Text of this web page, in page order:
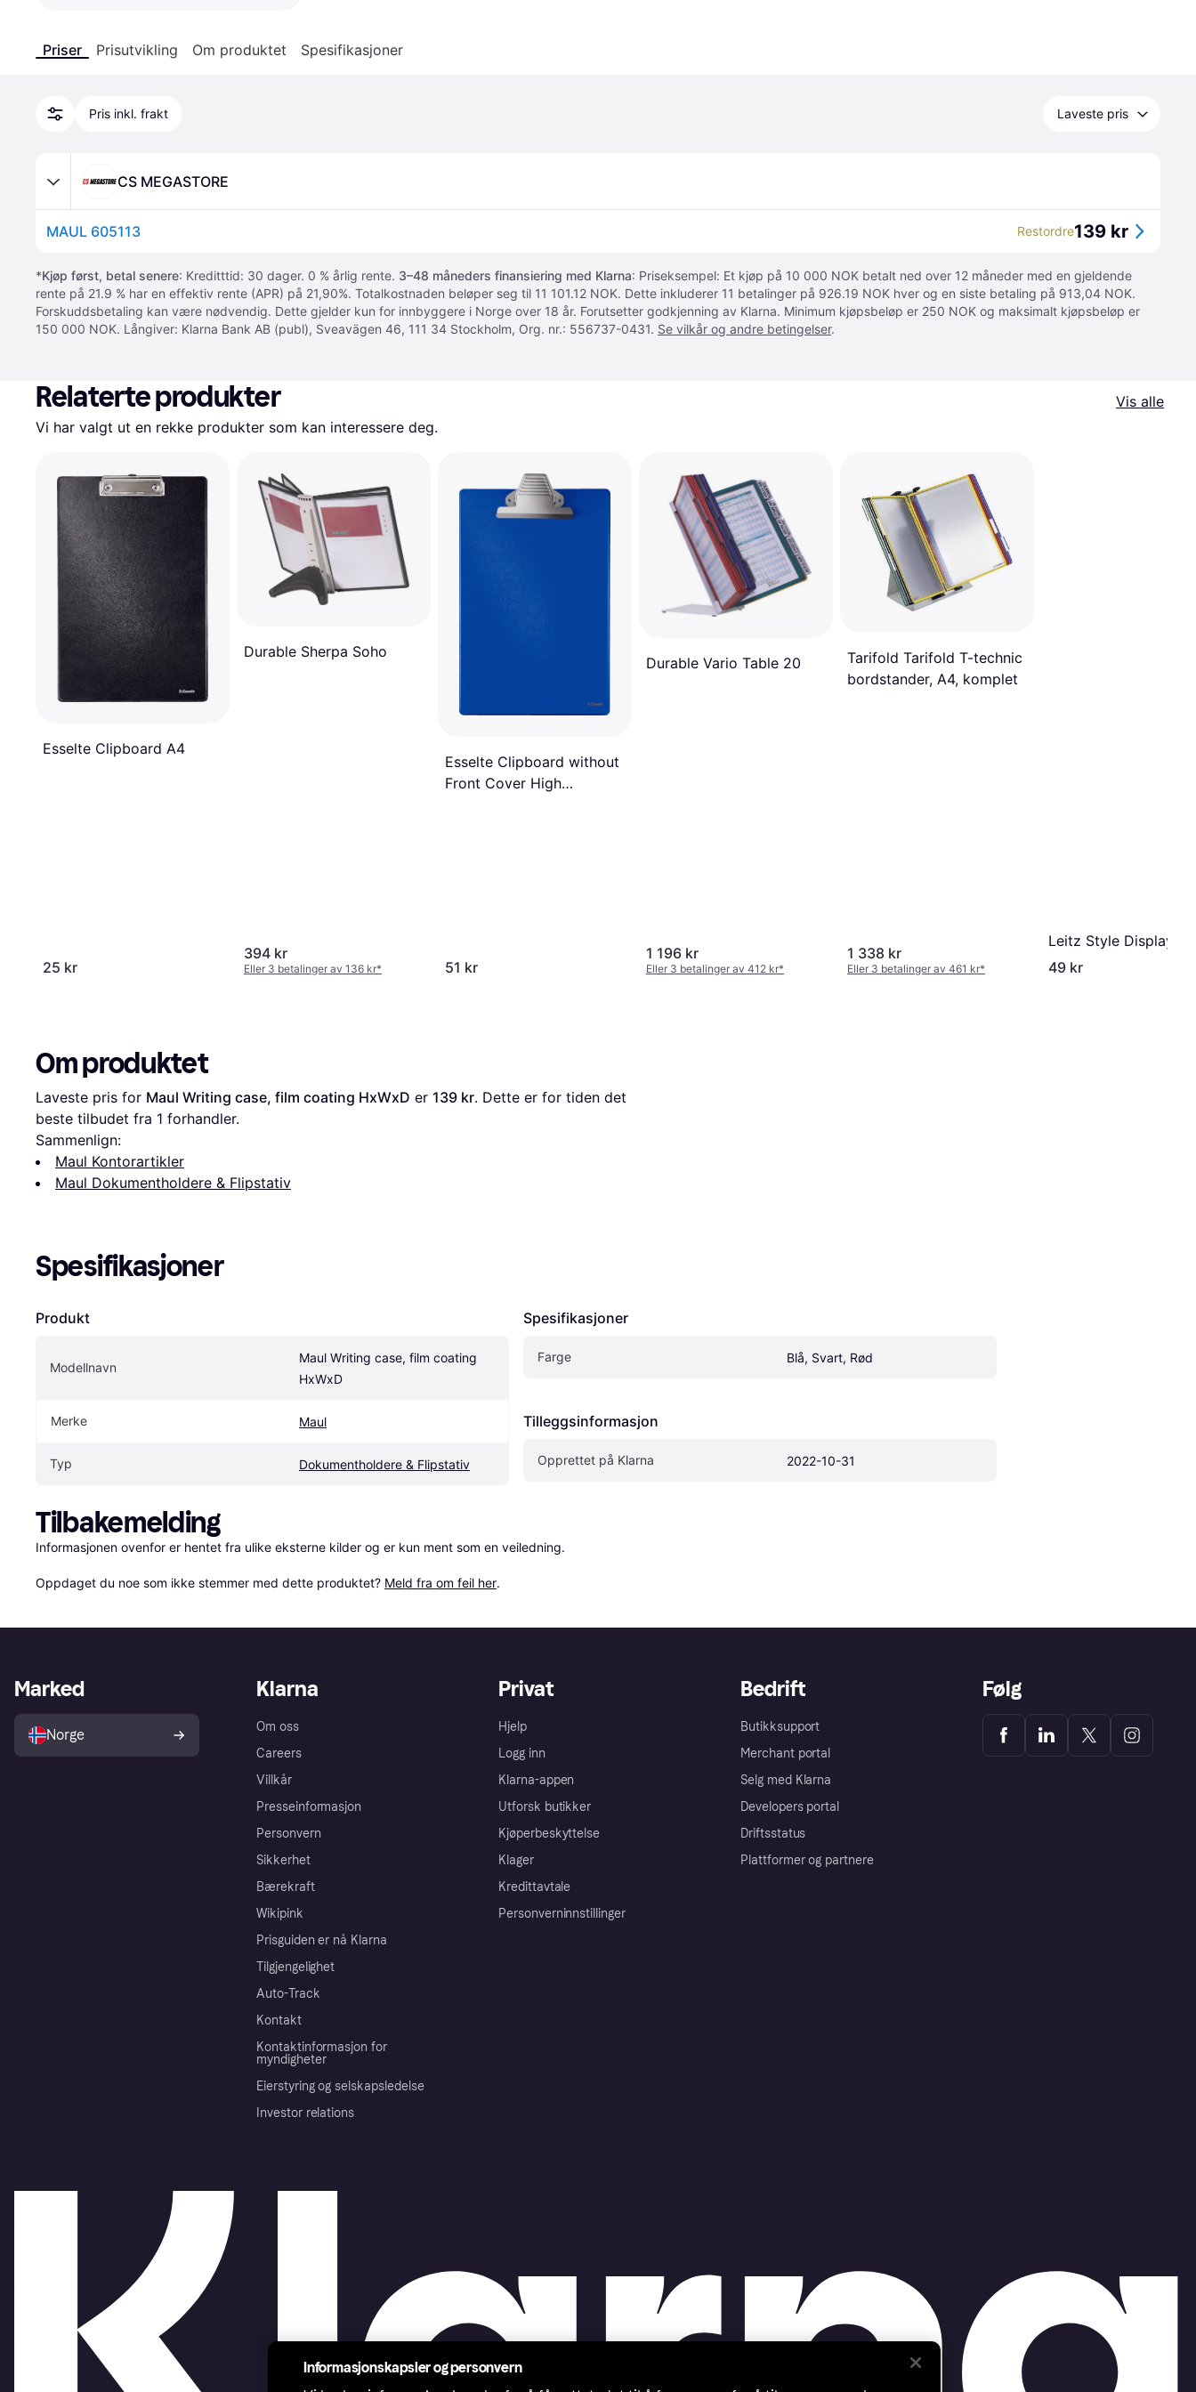
Priser Prisutvikling Om produktet Spesifikasjoner
Pris inkl. frakt Laveste pris
CS MEGASTORE
MAUL 605113 Restordre139 kr
*Kjøp først, betal senere: Kreditttid: 30 dager. 0 % årlig rente. 3–48 måneders finansiering med Klarna: Priseksempel: Et kjøp på 10 000 NOK betalt ned over 12 måneder med en gjeldende
rente på 21.9 % har en effektiv rente (APR) på 21,90%. Totalkostnaden beløper seg til 11 101.12 NOK. Dette inkluderer 11 betalinger på 926.19 NOK hver og en siste betaling på 913,04 NOK.
Forskuddsbetaling kan være nødvendig. Dette gjelder kun for innbyggere i Norge over 18 år. Forutsetter godkjenning av Klarna. Minimum kjøpsbeløp er 250 NOK og maksimalt kjøpsbeløp er
150 000 NOK. Långiver: Klarna Bank AB (publ), Sveavägen 46, 111 34 Stockholm, Org. nr.: 556737-0431. Se vilkår og andre betingelser.
Relaterte produkter
Vis alle
Vi har valgt ut en rekke produkter som kan interessere deg.
Esselte Clipboard A4
25 kr
Durable Sherpa Soho
394 kr
Eller 3 betalinger av 136 kr*
Esselte Clipboard without
Front Cover High
51 kr
Durable Vario Table 20
1 196 kr
Eller 3 betalinger av 412 kr*
Tarifold Tarifold T-technic
bordstander, A4, komplet
1 338 kr
Eller 3 betalinger av 461 kr*
Leitz Style Display
49 kr
Om produktet
Laveste pris for Maul Writing case, film coating HxWxD er 139 kr. Dette er for tiden det
beste tilbudet fra 1 forhandler.
Sammenlign:
Maul Kontorartikler
Maul Dokumentholdere & Flipstativ
Spesifikasjoner
Produkt
Modellnavn
Maul Writing case, film coating
HxWxD
Merke Maul
Typ Dokumentholdere & Flipstativ
Spesifikasjoner
Farge Blå, Svart, Rød
Tilleggsinformasjon
Opprettet på Klarna 2022-10-31
Tilbakemelding
Informasjonen ovenfor er hentet fra ulike eksterne kilder og er kun ment som en veiledning.
Oppdaget du noe som ikke stemmer med dette produktet? Meld fra om feil her.
Klarna
Om oss
Careers
Villkår
Presseinformasjon
Personvern
Sikkerhet
Bærekraft
Wikipink
Prisguiden er nå Klarna
Tilgjengelighet
Auto-Track
Kontakt
Kontaktinformasjon for
myndigheter
Eierstyring og selskapsledelse
Investor relations
Privat
Hjelp
Logg inn
Klarna-appen
Utforsk butikker
Kjøperbeskyttelse
Klager
Kredittavtale
Personverninnstillinger
Bedrift
Butikksupport
Merchant portal
Selg med Klarna
Developers portal
Driftsstatus
Plattformer og partnere
Marked
Norge
Følg
Informasjonskapsler og personvern